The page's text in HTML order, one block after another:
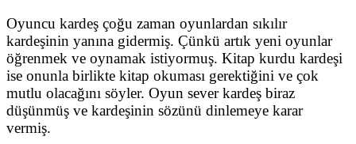
Oyuncu kardeş çoğu zaman oyunlardan sıkılır
kardeşinin yanına gidermiş. Çünkü artık yeni oyunlar
öğrenmek ve oynamak istiyormuş. Kitap kurdu kardeşi
ise onunla birlikte kitap okuması gerektiğini ve çok
mutlu olacağını söyler. Oyun sever kardeş biraz
düşünmüş ve kardeşinin sözünü dinlemeye karar
vermiş.